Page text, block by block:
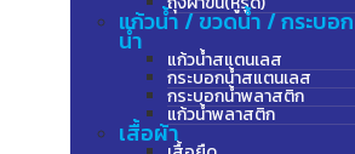
แก้วน้ำ / ขวดน้ำ / กระบอก
น้ำ
แก้วน้ำสแตนเลส
กระบอกน้ำสแตนเลส
กระบอกน้ำพลาสติก
แก้วน้ำพลาสติก
เสื้อผ้า